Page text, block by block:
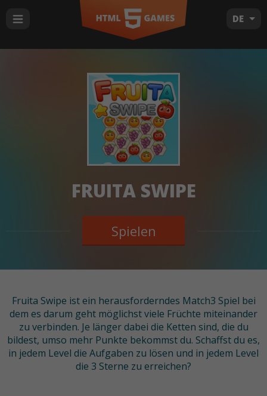
DE
FRUITA SWIPE
Spielen
Fruita Swipe ist ein herausforderndes Match3 Spiel bei
dem es darum geht möglichst viele Früchte miteinander
zu verbinden. Je länger dabei die Ketten sind, die du
bildest, umso mehr Punkte bekommst du. Schaffst du es,
in jedem Level die Aufgaben zu lösen und in jedem Level
die 3 Sterne zu erreichen?